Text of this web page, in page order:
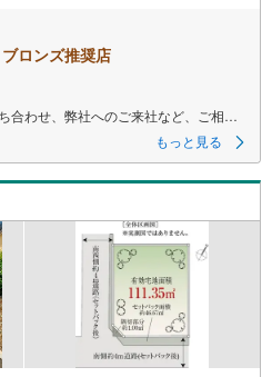
ブロンズ推奨店
合わせ、弊社へのご来社など、ご相談
環境、お客様の希望に合わせた物件な
すので、お早目にご連絡をいただけ
この銀行がいい？適切な借入額は？な
いたします
もちゃ、絵本などキッズスペースも充
い
もっと見る